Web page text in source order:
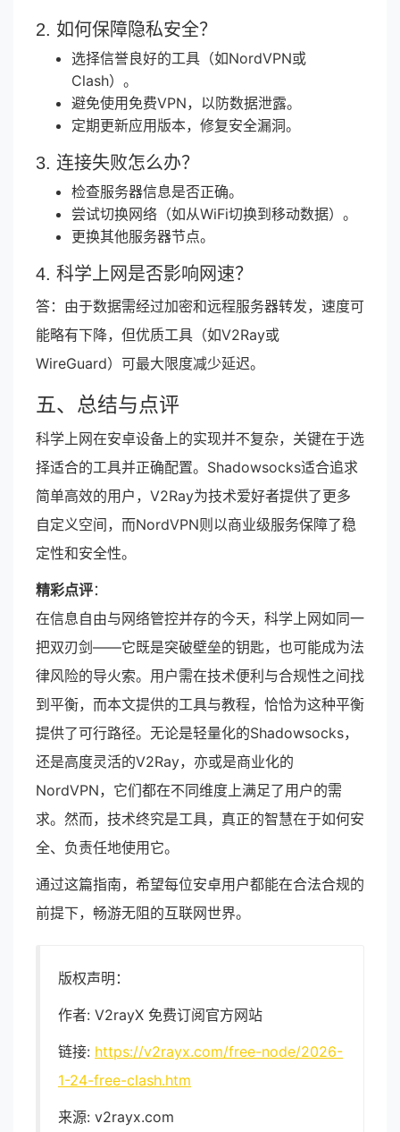
2. 如何保障隐私安全？
选择信誉良好的工具（如NordVPN或
Clash）。
避免使用免费VPN，以防数据泄露。
定期更新应用版本，修复安全漏洞。
3. 连接失败怎么办？
检查服务器信息是否正确。
尝试切换网络（如从WiFi切换到移动数据）。
更换其他服务器节点。
4. 科学上网是否影响网速？
答：由于数据需经过加密和远程服务器转发，速度可
能略有下降，但优质工具（如V2Ray或
WireGuard）可最大限度减少延迟。
五、总结与点评
科学上网在安卓设备上的实现并不复杂，关键在于选
择适合的工具并正确配置。Shadowsocks适合追求
简单高效的用户，V2Ray为技术爱好者提供了更多
自定义空间，而NordVPN则以商业级服务保障了稳
定性和安全性。
精彩点评：
在信息自由与网络管控并存的今天，科学上网如同一
把双刃剑——它既是突破壁垒的钥匙，也可能成为法
律风险的导火索。用户需在技术便利与合规性之间找
到平衡，而本文提供的工具与教程，恰恰为这种平衡
提供了可行路径。无论是轻量化的Shadowsocks，
还是高度灵活的V2Ray，亦或是商业化的
NordVPN，它们都在不同维度上满足了用户的需
求。然而，技术终究是工具，真正的智慧在于如何安
全、负责任地使用它。
通过这篇指南，希望每位安卓用户都能在合法合规的
前提下，畅游无阻的互联网世界。
版权声明：
作者: V2rayX 免费订阅官方网站
链接: https://v2rayx.com/free-node/2026-
1-24-free-clash.htm
来源: v2rayx.com